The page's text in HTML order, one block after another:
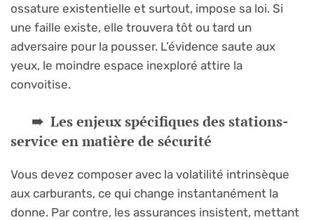
ossature existentielle et surtout, impose sa loi. Si
une faille existe, elle trouvera tôt ou tard un
adversaire pour la pousser. L’évidence saute aux
yeux, le moindre espace inexploré attire la
convoitise.
Les enjeux spécifiques des stations-
service en matière de sécurité
Vous devez composer avec la volatilité intrinsèque
aux carburants, ce qui change instantanément la
donne. Par contre, les assurances insistent, mettant